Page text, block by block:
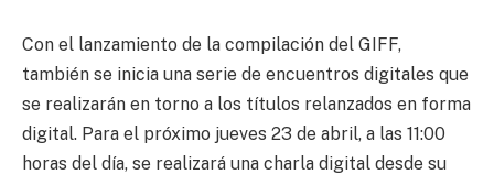
Con el lanzamiento de la compilación del GIFF,
también se inicia una serie de encuentros digitales que
se realizarán en torno a los títulos relanzados en forma
digital. Para el próximo jueves 23 de abril, a las 11:00
horas del día, se realizará una charla digital desde su